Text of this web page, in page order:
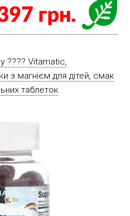
????️ Vitamatic,
з магнієм для дітей, смак
таблеток